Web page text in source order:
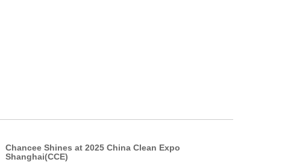
Chancee Shines at 2025 China Clean Expo
Shanghai(CCE)